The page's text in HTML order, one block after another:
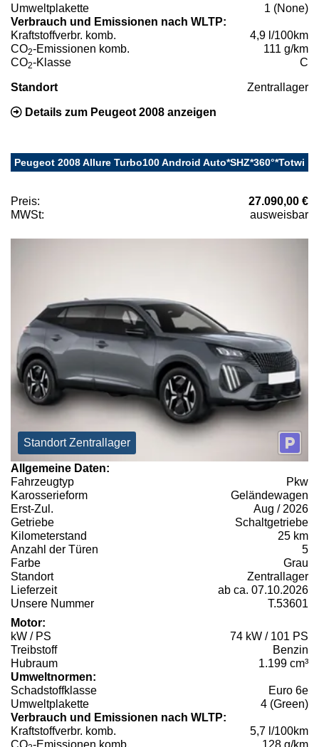
Umweltplakette
1 (None)
Verbrauch und Emissionen nach WLTP:
Kraftstoffverbr. komb.
4,9 l/100km
CO2-Emissionen komb.
111 g/km
CO2-Klasse C
Standort Zentrallager
Details zum Peugeot 2008 anzeigen
Peugeot 2008 Allure Turbo100 Android Auto*SHZ*360°*Totwi
Preis:
27.090,00 €
MWSt:
ausweisbar
Standort Zentrallager
Allgemeine Daten:
Fahrzeugtyp
Pkw
Karosserieform
Geländewagen
Erst-Zul.
Aug / 2026
Getriebe
Schaltgetriebe
Kilometerstand
25 km
Anzahl der Türen
5
Farbe
Grau
Standort
Zentrallager
Lieferzeit
ab ca. 07.10.2026
Unsere Nummer
T.53601
Motor:
kW / PS
74 kW / 101 PS
Treibstoff
Benzin
Hubraum
1.199 cm³
Umweltnormen:
Schadstoffklasse
Euro 6e
Umweltplakette
4 (Green)
Verbrauch und Emissionen nach WLTP:
Kraftstoffverbr. komb.
5,7 l/100km